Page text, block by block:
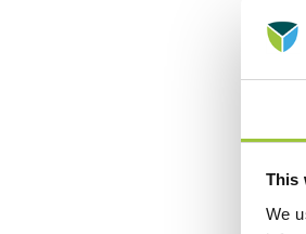
This
We